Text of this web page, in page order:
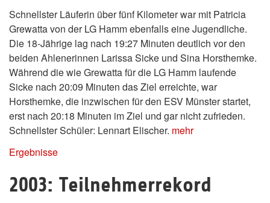
Schnellster Läuferin über fünf Kilometer war mit Patricia
Grewatta von der LG Hamm ebenfalls eine Jugendliche.
Die 18-Jährige lag nach 19:27 Minuten deutlich vor den
beiden Ahlenerinnen Larissa Sicke und Sina Horsthemke.
Während die wie Grewatta für die LG Hamm laufende
Sicke nach 20:09 Minuten das Ziel erreichte, war
Horsthemke, die inzwischen für den ESV Münster startet,
erst nach 20:18 Minuten im Ziel und gar nicht zufrieden.
Schnellster Schüler: Lennart Elischer. mehr
Ergebnisse
2003: Teilnehmerrekord